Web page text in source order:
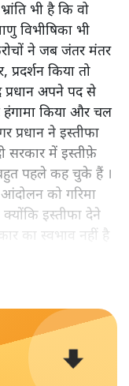
भी है कि वो
विभीषिका भी
ने जब जंतर मंतर
किया तो
प्रधान अपने पद से
किया और चल
ने इस्तीफा
सरकार में इस्तीफ़े
बहुत पहले कह चुके हैं ।
को गरिमा
इस्तीफा देने
का स्वभाव नहीं है